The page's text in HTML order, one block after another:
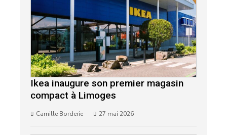
Ikea inaugure son premier magasin
compact à Limoges
Camille Borderie 27 mai 2026